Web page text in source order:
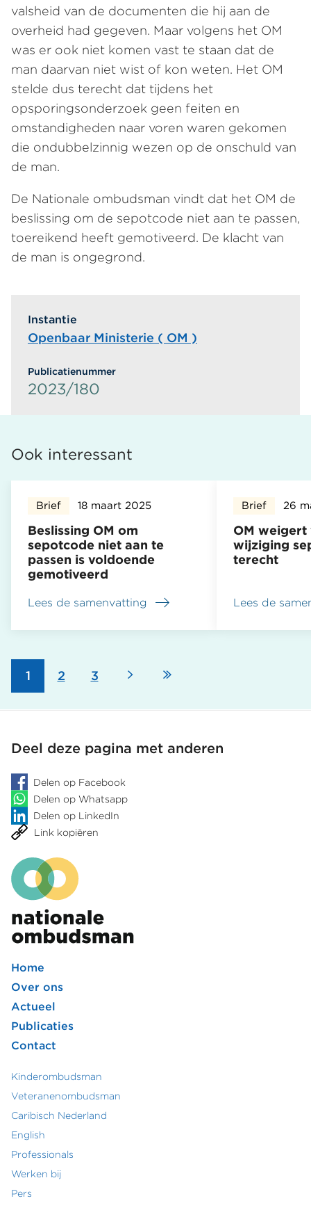
valsheid van de documenten die hij aan de
overheid had gegeven. Maar volgens het OM
was er ook niet komen vast te staan dat de
man daarvan niet wist of kon weten. Het OM
stelde dus terecht dat tijdens het
opsporingsonderzoek geen feiten en
omstandigheden naar voren waren gekomen
die ondubbelzinnig wezen op de onschuld van
de man.
De Nationale ombudsman vindt dat het OM de
beslissing om de sepotcode niet aan te passen,
toereikend heeft gemotiveerd. De klacht van
de man is ongegrond.
Instantie
Openbaar Ministerie ( OM )
Publicatienummer
2023/180
Ook interessant
Beslissing OM om
sepotcode niet aan te
passen is voldoende
gemotiveerd
Brief 18 maart 2025
Lees de samenvatting
over
niet
aan
te
voldoende
OM
wijziging
terecht
Brief 26
Lees de
over
terecht
Paginering
Pagina
1 Pagina
2 Pagina
3 Volgende
paginapagina
Deel deze pagina met anderen
Delen op Facebook
Delen op Whatsapp
Delen op LinkedIn
Link kopiëren
Footer
hoofdmenu
Home
Over ons
Actueel
Publicaties
Contact
Footer
secundair
menu
Kinderombudsman
Veteranenombudsman
Caribisch Nederland
English
Professionals
Werken bij
Pers